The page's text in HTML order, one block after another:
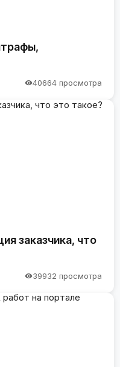
40664 просмотра
заказчика, что
39932 просмотра